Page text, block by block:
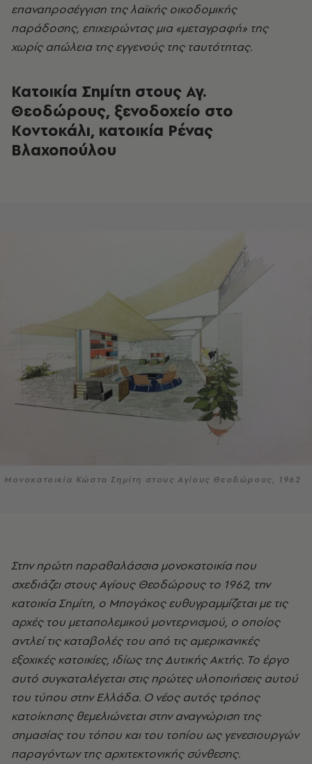
επαναπροσέγγιση της λαϊκής οικοδομικής
παράδοσης, επιχειρώντας μια «μεταγραφή» της
χωρίς απώλεια της εγγενούς της ταυτότητας.
Κατοικία Σημίτη στους Αγ.
Θεοδώρους, ξενοδοχείο στο
Κοντοκάλι, κατοικία Ρένας
Βλαχοπούλου
Μονοκατοικία Κώστα Σημίτη στους Αγίους Θεοδώρους, 1962
Στην πρώτη παραθαλάσσια μονοκατοικία που
σχεδιάζει στους Αγίους Θεοδώρους το 1962, την
κατοικία Σημίτη, ο Μπογάκος ευθυγραμμίζεται με τις
αρχές του μεταπολεμικού μοντερνισμού, ο οποίος
αντλεί τις καταβολές του από τις αμερικανικές
εξοχικές κατοικίες, ιδίως της Δυτικής Ακτής. Το έργο
αυτό συγκαταλέγεται στις πρώτες υλοποιήσεις αυτού
του τύπου στην Ελλάδα. Ο νέος αυτός τρόπος
κατοίκησης θεμελιώνεται στην αναγνώριση της
σημασίας του τόπου και του τοπίου ως γενεσιουργών
παραγόντων της αρχιτεκτονικής σύνθεσης.